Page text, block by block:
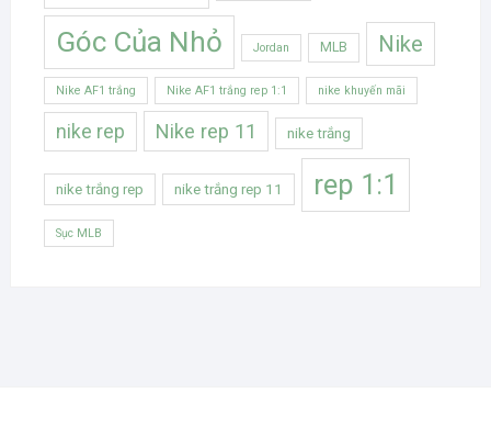
Góc Của Nhỏ Jordan MLB Nike
Nike AF1 trắng Nike AF1 trắng rep 1:1 nike khuyến mãi
nike rep Nike rep 11 nike trắng
nike trắng rep nike trắng rep 11 rep 1:1
Sục MLB